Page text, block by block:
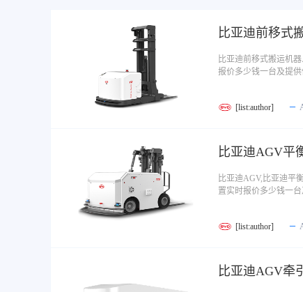
比亚迪前移式
比亚迪前移式搬运机
报价多少钱一台及提
[list:author]
比亚迪AGV平
比亚迪AGV,比亚迪平
置实时报价多少钱一
[list:author]
比亚迪AGV牵